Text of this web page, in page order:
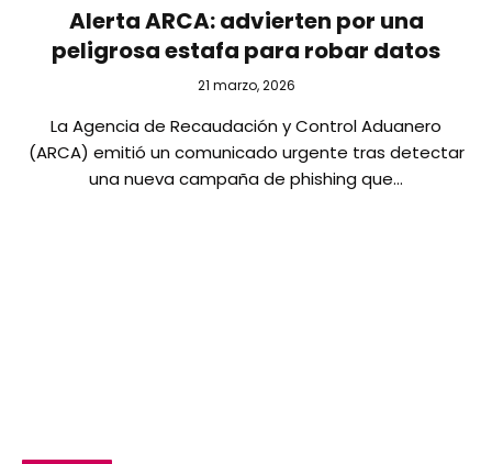
Alerta ARCA: advierten por una
peligrosa estafa para robar datos
21 marzo, 2026
La Agencia de Recaudación y Control Aduanero
(ARCA) emitió un comunicado urgente tras detectar
una nueva campaña de phishing que…